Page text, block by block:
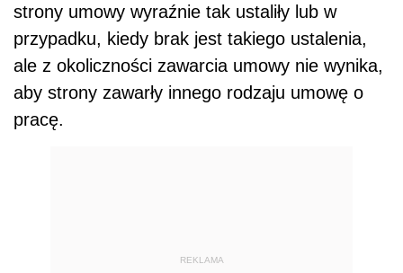
strony umowy wyraźnie tak ustaliły lub w
przypadku, kiedy brak jest takiego ustalenia,
ale z okoliczności zawarcia umowy nie wynika,
aby strony zawarły innego rodzaju umowę o
pracę.
REKLAMA